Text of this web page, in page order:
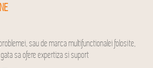
sau de marca multifunctionalei folosite,
sa ofere expertiza si suport